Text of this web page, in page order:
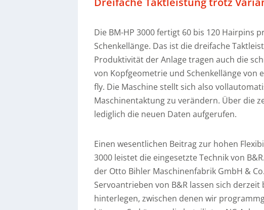
Die BM-HP 3000 fertigt 60 bis 120 Hairpins
Schenkellänge. Das ist die dreifache
Produktivität der Anlage tragen auch die
von Kopfgeometrie und Schenkellänge
fly. Die Maschine stellt sich also
Maschinentaktung zu verändern. Über die
lediglich die neuen Daten aufgerufen.
Einen wesentlichen Beitrag zur hohen
3000 leistet die eingesetzte Technik von
der Otto Bihler Maschinenfabrik GmbH &
Servoantrieben von B&R lassen sich
hinterlegen, zwischen denen wir